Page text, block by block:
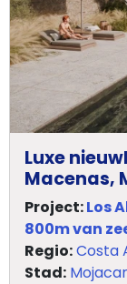
Luxe
Macenas,
Project:Los
800m van
Regio:Costa
Stad: Mojacar